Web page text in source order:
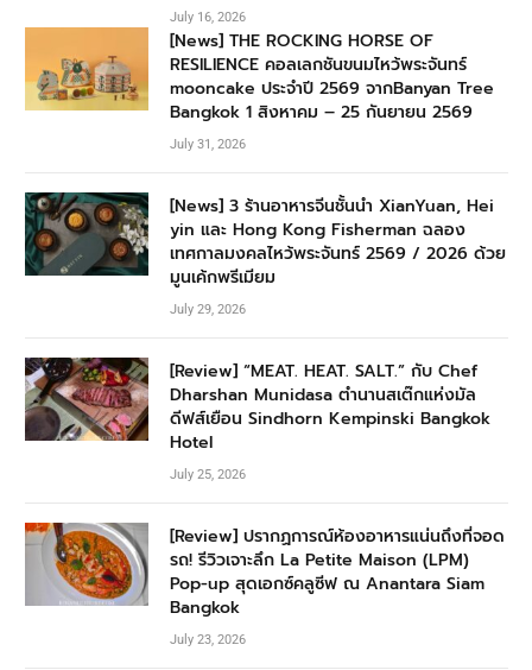
July 16, 2026
[News] THE ROCKING HORSE OF
RESILIENCE คอลเลกชันขนมไหว้พระจันทร์
mooncake ประจำปี 2569 จากBanyan Tree
Bangkok 1 สิงหาคม – 25 กันยายน 2569
July 31, 2026
[News] 3 ร้านอาหารจีนชั้นนำ XianYuan, Hei
yin และ Hong Kong Fisherman ฉลอง
เทศกาลมงคลไหว้พระจันทร์ 2569 / 2026 ด้วย
มูนเค้กพรีเมียม
July 29, 2026
[Review] “MEAT. HEAT. SALT.” กับ Chef
Dharshan Munidasa ตำนานสเต๊กแห่งมัล
ดีฟส์เยือน Sindhorn Kempinski Bangkok
Hotel
July 25, 2026
[Review] ปรากฏการณ์ห้องอาหารแน่นถึงที่จอด
รถ! รีวิวเจาะลึก La Petite Maison (LPM)
Pop-up สุดเอกซ์คลูซีฟ ณ Anantara Siam
Bangkok
July 23, 2026